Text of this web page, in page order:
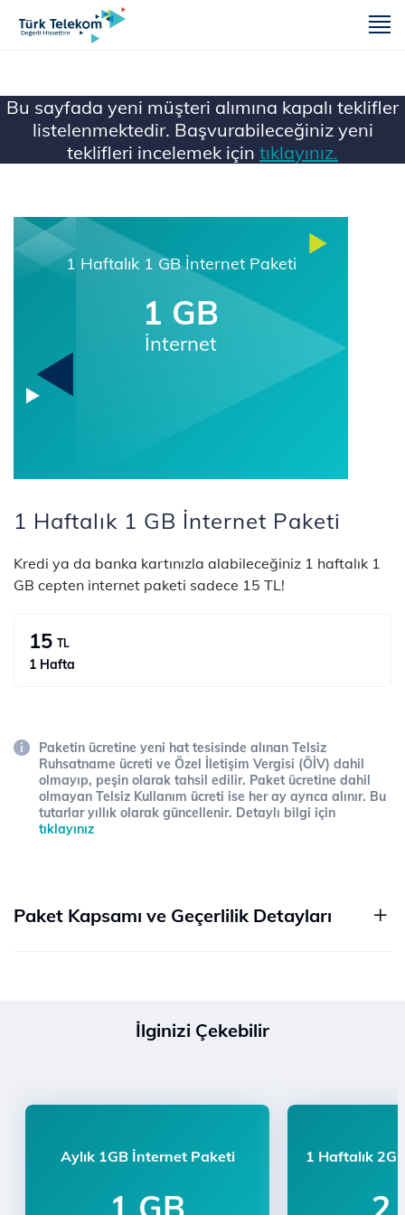
Bu sayfada yeni müşteri alımına kapalı teklifler
listelenmektedir. Başvurabileceğiniz yeni
teklifleri incelemek için tıklayınız.
Ana Sayfa Mobil
1 Haftalık 1 GB İnternet Paketi
1 GB
İnternet
1 Haftalık 1 GB İnternet Paketi
Kredi ya da banka kartınızla alabileceğiniz 1 haftalık 1
GB cepten internet paketi sadece 15 TL!
15 TL
1 Hafta
Paketin ücretine yeni hat tesisinde alınan Telsiz
Ruhsatname ücreti ve Özel İletişim Vergisi (ÖİV) dahil
olmayıp, peşin olarak tahsil edilir. Paket ücretine dahil
olmayan Telsiz Kullanım ücreti ise her ay ayrıca alınır. Bu
tutarlar yıllık olarak güncellenir. Detaylı bilgi için
tıklayınız
Paket Kapsamı ve Geçerlilik Detayları
İlginizi Çekebilir
Aylık 1GB İnternet Paketi 1 Haftalık